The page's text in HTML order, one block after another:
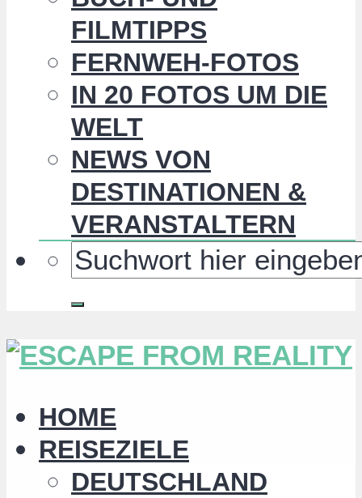
FILMTIPPS
FERNWEH-FOTOS
IN 20 FOTOS UM DIE
WELT
NEWS VON
DESTINATIONEN &
VERANSTALTERN
HOME
REISEZIELE
DEUTSCHLAND